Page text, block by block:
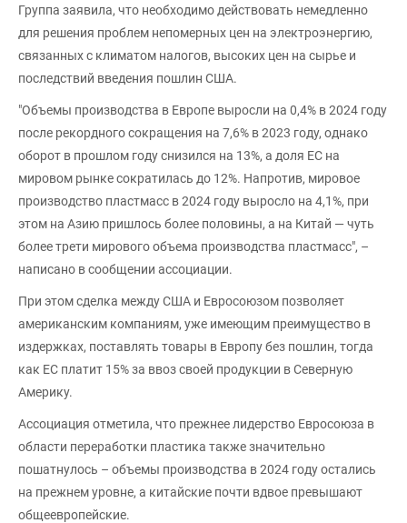
Группа заявила, что необходимо действовать немедленно
для решения проблем непомерных цен на электроэнергию,
связанных с климатом налогов, высоких цен на сырье и
последствий введения пошлин США.
"Объемы производства в Европе выросли на 0,4% в 2024 году
после рекордного сокращения на 7,6% в 2023 году, однако
оборот в прошлом году снизился на 13%, а доля ЕС на
мировом рынке сократилась до 12%. Напротив, мировое
производство пластмасс в 2024 году выросло на 4,1%, при
этом на Азию пришлось более половины, а на Китай — чуть
более трети мирового объема производства пластмасс", –
написано в сообщении ассоциации.
При этом сделка между США и Евросоюзом позволяет
американским компаниям, уже имеющим преимущество в
издержках, поставлять товары в Европу без пошлин, тогда
как ЕС платит 15% за ввоз своей продукции в Северную
Америку.
Ассоциация отметила, что прежнее лидерство Евросоюза в
области переработки пластика также значительно
пошатнулось – объемы производства в 2024 году остались
на прежнем уровне, а китайские почти вдвое превышают
общеевропейские.